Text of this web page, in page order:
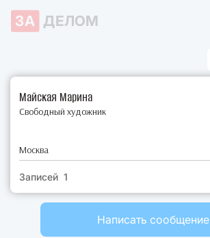
ЗА ДЕЛОМ
Майская Марина
Свободный художник
Москва
Записей 1
Написать сообщение